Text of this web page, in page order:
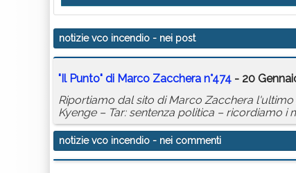
notizie vco incendio - nei post
"Il Punto" di Marco Zacchera n°474 - 20
Riportiamo dal sito di Marco Zacchera
Kyenge – Tar: sentenza politica – ricordiamo
notizie vco incendio - nei commenti